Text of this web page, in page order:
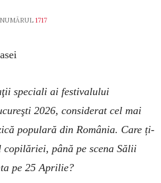
1717
speciali ai festivalului
2026, considerat cel mai
populară din România. Care ți-
până pe scena Sălii
pe 25 Aprilie?